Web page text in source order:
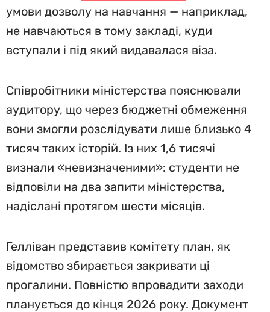
умови дозволу на навчання — наприклад,
не навчаються в тому закладі, куди
вступали і під який видавалася віза.
Співробітники міністерства пояснювали
аудитору, що через бюджетні обмеження
вони змогли розслідувати лише близько 4
тисяч таких історій. Із них 1,6 тисячі
визнали «невизначеними»: студенти не
відповіли на два запити міністерства,
надіслані протягом шести місяців.
Гелліван представив комітету план, як
відомство збирається закривати ці
прогалини. Повністю впровадити заходи
планується до кінця 2026 року. Документ